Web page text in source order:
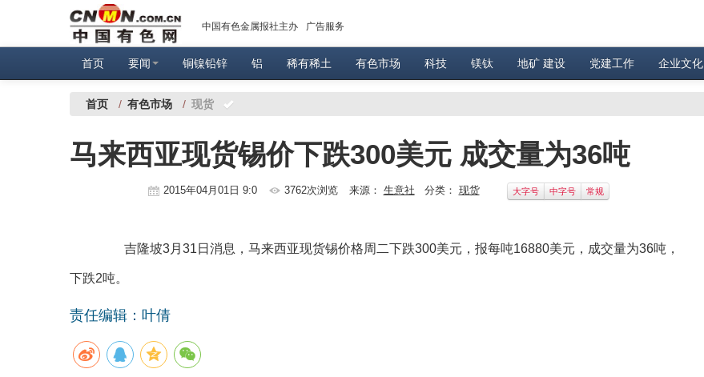
中国有色金属报社主办 广告服务
首页 要闻 铜镍铅锌 铝 稀有稀土 有色市场 科技 镁钛 地矿 建设 党建工作 企业文化
首页 / 有色市场 / 现货
马来西亚现货锡价下跌300美元 成交量为36吨
2015年04月01日 9:0 3762次浏览 来源： 生意社 分类： 现货 大字号 中字号 常规
吉隆坡3月31日消息，马来西亚现货锡价格周二下跌300美元，报每吨16880美元，成交量为36吨，
下跌2吨。
责任编辑：叶倩